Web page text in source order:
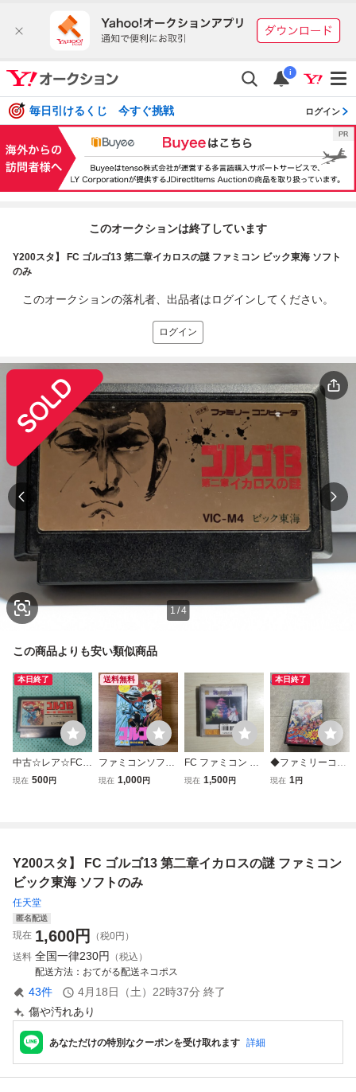
i
毎日引けるくじ 今すぐ挑戦 ログイン
このオークションは終了しています
Y200スタ】 FC ゴルゴ13 第二章イカロスの謎 ファミコン ビック東海 ソフト
のみ
このオークションの落札者、出品者はログインしてください。
ログイン
1 /4
この商品よりも安い類似商品
本日終了
中古☆レア☆FC☆
ゴルゴ13 第一章
作確認済
現在 500円
送料無料
ファミコンソフト
ゴルゴ13 第一章
現在 1,000円
FC ファミコン デ
ィスクシステム デ
現在 1,500円
本日終了
◆ファミリーコン
ピューター/ファミ
現在 1円
Y200スタ】 FC ゴルゴ13 第二章イカロスの謎 ファミコン
ビック東海 ソフトのみ
任天堂
匿名配送
現在 1,600円
（税0円）
送料 全国一律230円
（税込）
配送方法
おてがる配送ネコポス
43件 4月18日（土）22時37分 終了
傷や汚れあり
あなただけの特別なクーポンを受け取れます 詳細